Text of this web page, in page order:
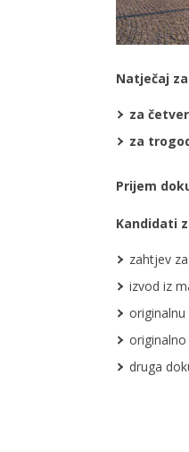
Natječaj
za
za
Prijem
Kandidati
zahtjev
izvod iz
originalno
druga